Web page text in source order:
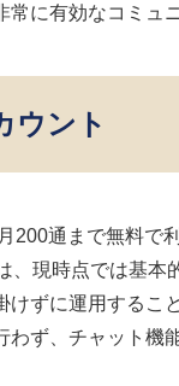
に有効なコミュ
ウント
200通まで無料で
現時点では基本
ずに運用するこ
ず、チャット機